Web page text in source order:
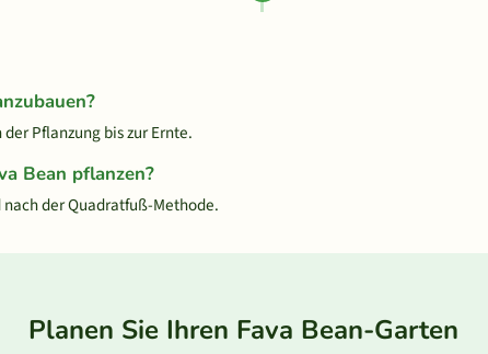
Pflanzung bis zur Ernte.
Bean pflanzen?
der Quadratfuß-Methode.
Planen Sie Ihren Fava Bean-Garten